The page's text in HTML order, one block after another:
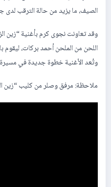
الصيف، ما يزيد من حالة الترقب لدى
وقد تعاونت نجوى كرم بأغنية “زين
اللحن من الملحن أحمد بركات، ليقوم
وتُعد الأغنية خطوة جديدة في مسيرة
ملاحظة: مرفق وصلر من كليب “زين